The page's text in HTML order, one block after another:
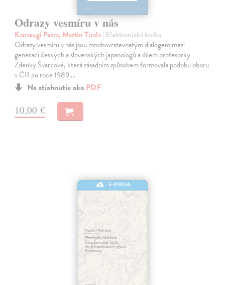
Odrazy vesmíru v nás
Kanasugi Petra, Martin Tirala| Elektronická kniha
Odrazy vesmíru v nás jsou mnohovrstevnatým dialogem mezi
generací českých a slovenských japanologů a dílem profesorky
Zdenky Švarcové, která zásadním způsobem formovala podobu oboru
v ČR po roce 1989.…
Na stiahnutie ako PDF
10,00 €
E-KNIHA